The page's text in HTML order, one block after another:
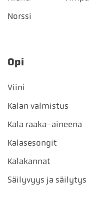
Norssi
Opi
Viini
Kalan valmistus
Kala raaka-aineena
Kalasesongit
Kalakannat
Säilyvyys ja säilytys